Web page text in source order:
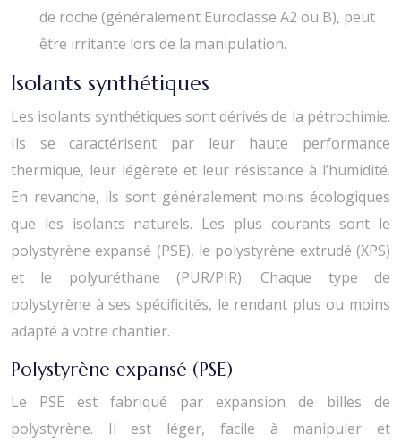
de roche (généralement Euroclasse A2 ou B), peut
être irritante lors de la manipulation.
Isolants synthétiques
Les isolants synthétiques sont dérivés de la pétrochimie.
Ils se caractérisent par leur haute performance
thermique, leur légèreté et leur résistance à l’humidité.
En revanche, ils sont généralement moins écologiques
que les isolants naturels. Les plus courants sont le
polystyrène expansé (PSE), le polystyrène extrudé (XPS)
et le polyuréthane (PUR/PIR). Chaque type de
polystyrène à ses spécificités, le rendant plus ou moins
adapté à votre chantier.
Polystyrène expansé (PSE)
Le PSE est fabriqué par expansion de billes de
polystyrène. Il est léger, facile à manipuler et